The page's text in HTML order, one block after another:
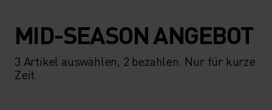
MID-SEASON ANGEBOT
3 Artikel auswählen, 2 bezahlen. Nur für kurze
Zeit.